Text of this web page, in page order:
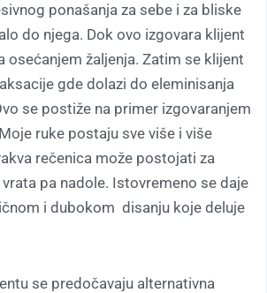
ponašanja za sebe i za bliske
do njega. Dok ovo izgovara klijent
osećanjem žaljenja. Zatim se klijent
gde dolazi do eleminisanja
se postiže na primer izgovaranjem
ruke postaju sve više i više
rečenica može postojati za
pa nadole. Istovremeno se daje
i dubokom disanju koje deluje
se predočavaju alternativna